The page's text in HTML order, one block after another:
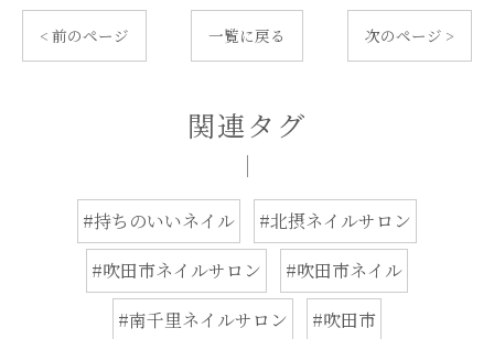
< 前のページ 一覧に戻る 次のページ >
関連タグ
#持ちのいいネイル
#北摂ネイルサロン
#吹田市ネイルサロン
#吹田市ネイル
#南千里ネイルサロン
#吹田市